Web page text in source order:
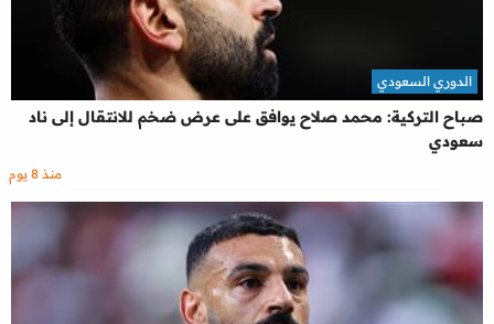
صباح التركية: محمد صلاح يوافق على عرض ضخم للانتقال إلى ناد
سعودي
الدوري السعودي
منذ 8 يوم